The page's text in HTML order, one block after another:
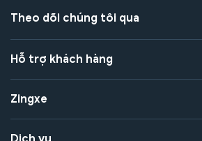
Theo dõi chúng tôi qua
Hỗ trợ khách hàng
Zingxe